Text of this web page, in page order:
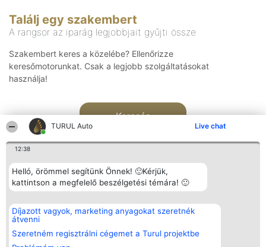
TURUL Auto Live chat
12:38
Helló, örömmel segítünk Önnek! 🙂Kérjük,
kattintson a megfelelő beszélgetési témára! 🙂
Díjazott vagyok, marketing anyagokat szeretnék
átvenni
Szeretném regisztrálni cégemet a Turul projektbe
Találj egy szakembert
A rangsor az iparág legjobbjait gyűjti össze
Szakembert keres a közelébe? Ellenőrizze
keresőmotorunkat. Csak a legjobb szolgáltatásokat
használja!
Keresés
Rangsorszervező
SC Beautiful Company S.R.L.
Bulevardul Aleea Timișul De
Sus Nr. 2, Bl. A30, Sc. A, Et.
4, Ap. 13
Népszavazás
Nyertesek
listája
Elérhetőség
Elérhetőség